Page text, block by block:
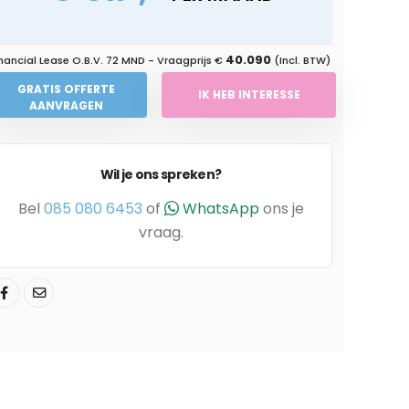
Lease O.B.V. 72 MND - Vraagprijs € 40.090 (Incl. BTW)
GRATIS OFFERTE
AANVRAGEN
IK HEB INTERESSE
Wil je ons spreken?
Bel 085 080 6453 of WhatsAppons je
vraag.